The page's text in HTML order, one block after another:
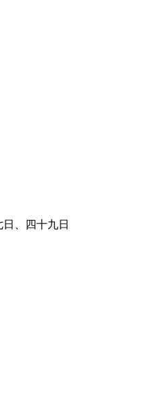
、四十九日